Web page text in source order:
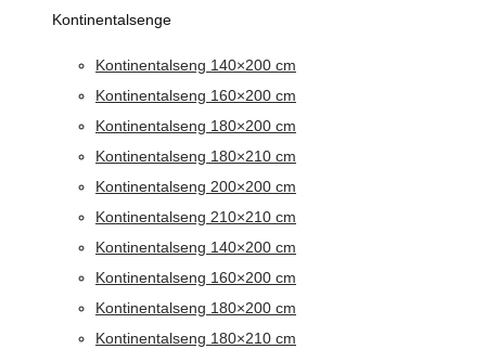
Kontinentalsenge
Kontinentalseng 140×200 cm
Kontinentalseng 160×200 cm
Kontinentalseng 180×200 cm
Kontinentalseng 180×210 cm
Kontinentalseng 200×200 cm
Kontinentalseng 210×210 cm
Kontinentalseng 140×200 cm
Kontinentalseng 160×200 cm
Kontinentalseng 180×200 cm
Kontinentalseng 180×210 cm